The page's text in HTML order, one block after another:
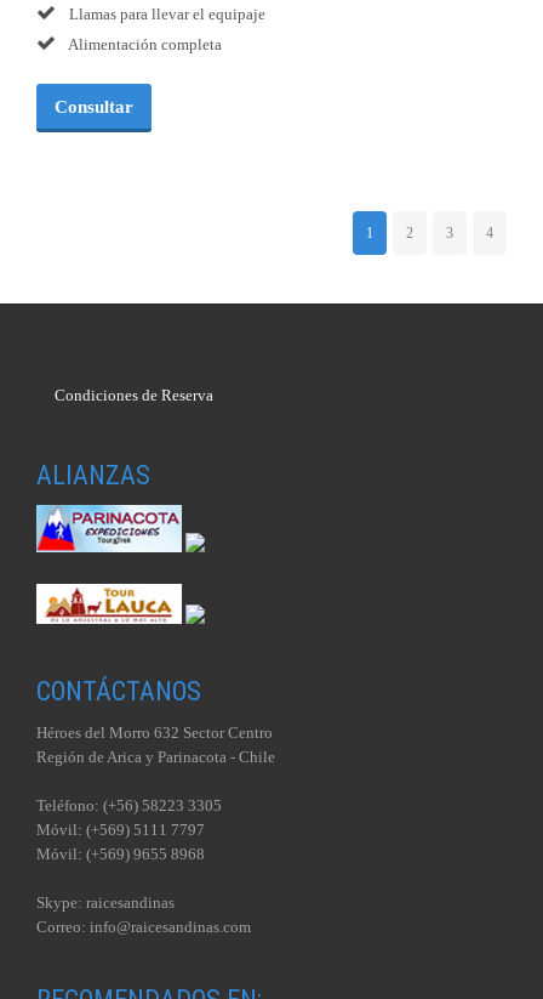
Llamas para llevar el equipaje
Alimentación completa
Consultar
1 2 3 4
Condiciones de Reserva
ALIANZAS
CONTÁCTANOS
Héroes del Morro 632 Sector Centro
Región de Arica y Parinacota - Chile
Teléfono: (+56) 58223 3305
Móvil: (+569) 5111 7797
Móvil: (+569) 9655 8968
Skype: raicesandinas
Correo: info@raicesandinas.com